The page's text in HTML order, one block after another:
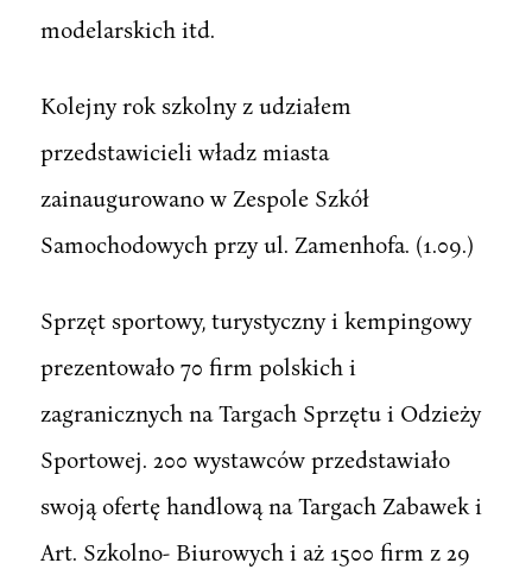
modelarskich itd.
Kolejny rok szkolny z udziałem
przedstawicieli władz miasta
zainaugurowano w Zespole Szkół
Samochodowych przy ul. Zamenhofa. (1.09.)
Sprzęt sportowy, turystyczny i kempingowy
prezentowało 70 firm polskich i
zagranicznych na Targach Sprzętu i Odzieży
Sportowej. 200 wystawców przedstawiało
swoją ofertę handlową na Targach Zabawek i
Art. Szkolno- Biurowych i aż 1500 firm z 29